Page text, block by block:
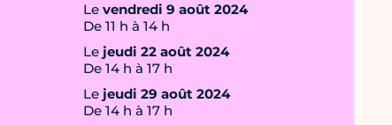
Le vendredi 9 août 2024
De 11 h à 14 h
Le jeudi 22 août 2024
De 14 h à 17 h
Le jeudi 29 août 2024
De 14 h à 17 h